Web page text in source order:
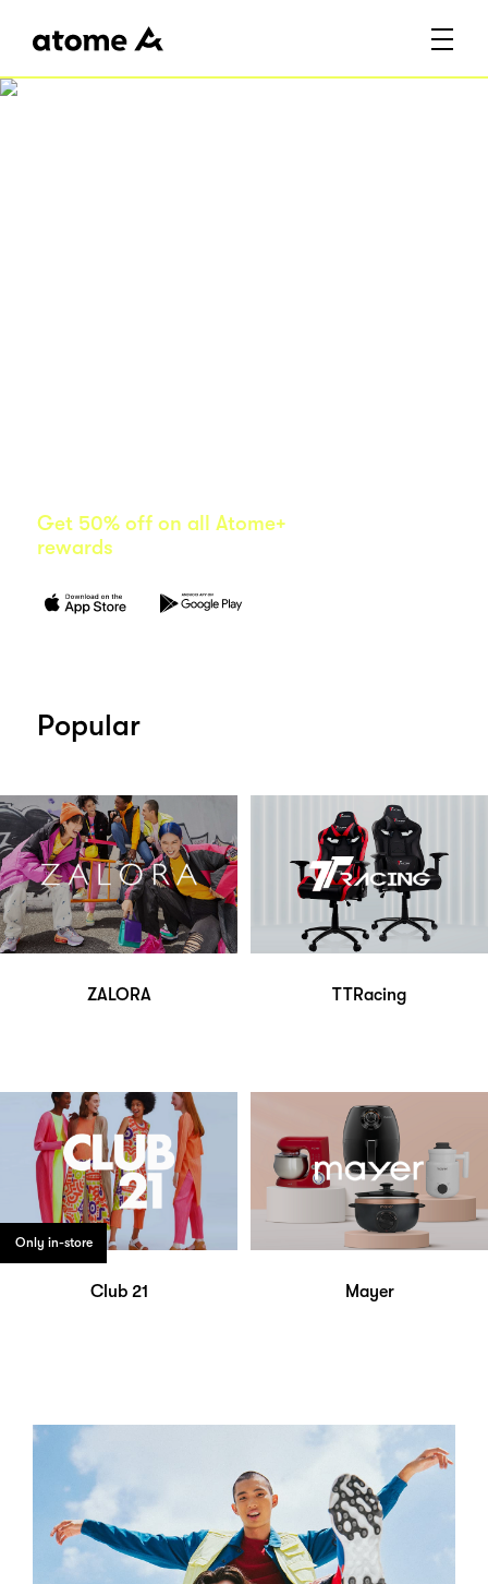
Get 50% off on all Atome+
rewards
Popular
ZALORA TTRacing
Only in-store
Club 21 Mayer